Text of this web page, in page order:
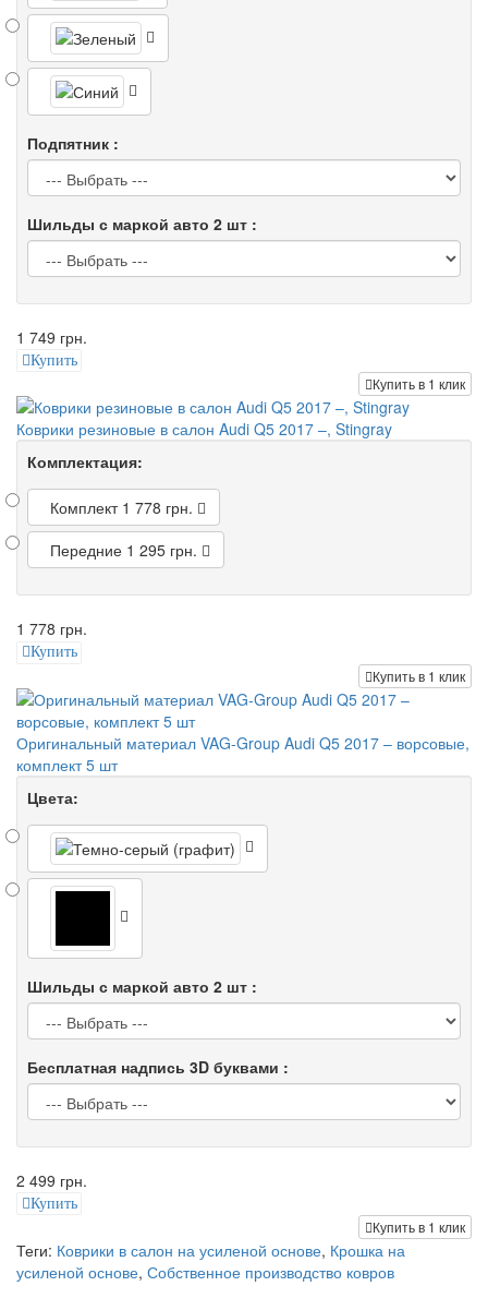
Подпятник :
Шильды с маркой авто 2 шт :
1 749 грн.
Купить
Купить в 1 клик
Коврики резиновые в салон Audi Q5 2017 –, Stingray
Комплектация:
Комплект 1 778 грн.
Передние 1 295 грн.
1 778 грн.
Купить
Купить в 1 клик
Оригинальный материал VAG-Group Audi Q5 2017 – ворсовые,
комплект 5 шт
Цвета:
Шильды с маркой авто 2 шт :
Бесплатная надпись 3D буквами :
2 499 грн.
Купить
Купить в 1 клик
Теги: Коврики в салон на усиленой основе, Крошка на
усиленой основе, Собственное производство ковров